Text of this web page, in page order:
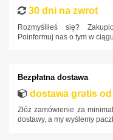
30 dni na zwrot
Rozmyśliłeś się?
Poinformuj nas o tym w
Bezpłatna dostawa
dostawa gratis od
Złóż zamówienie za
dostawy, a my wyślemy